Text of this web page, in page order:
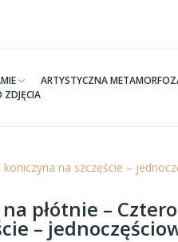
ARTYSTYCZNA
ZDJĘCIA
na szczęście –
płótnie –
–